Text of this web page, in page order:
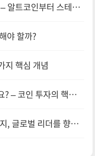
알트코인부터 스테이
야 할까?
지 핵심 개념
? – 코인 투자의 핵심
, 글로벌 리더를 향한